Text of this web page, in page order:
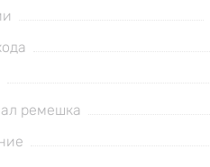
ремешка